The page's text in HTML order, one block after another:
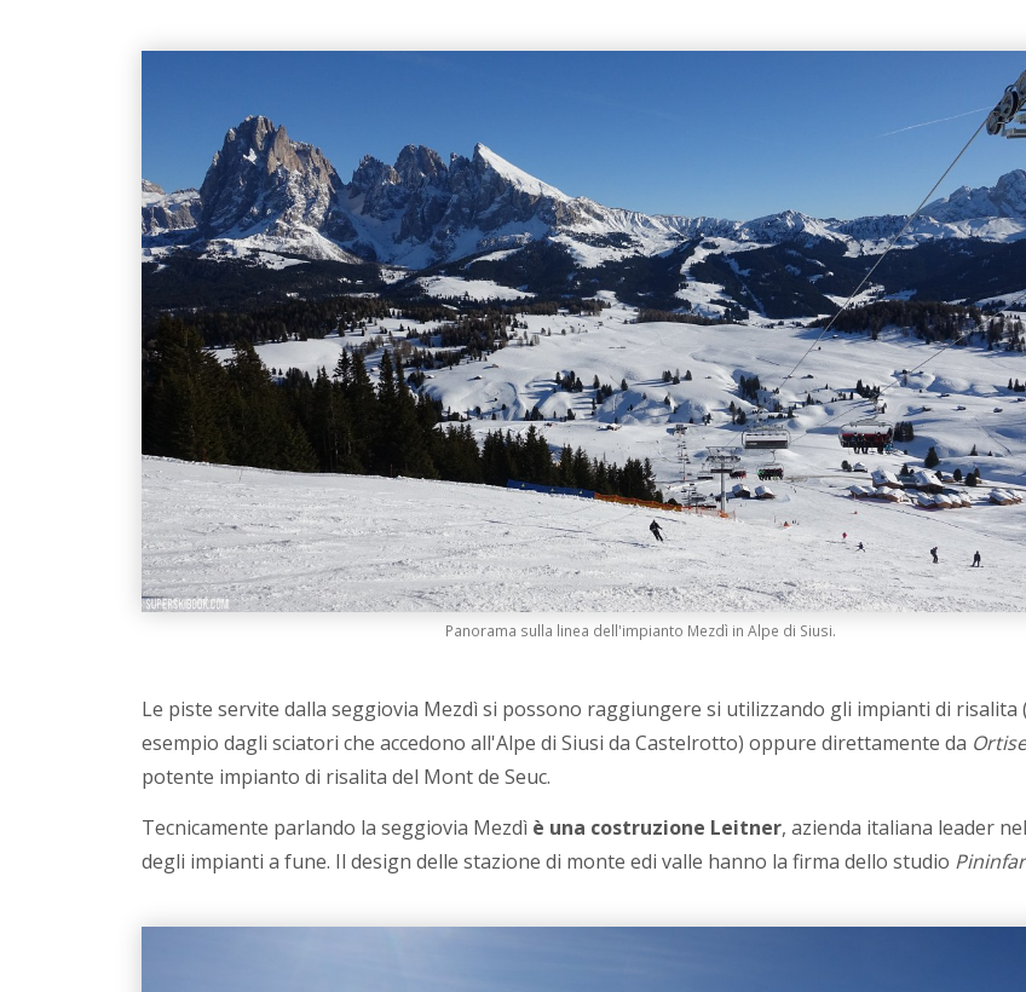
Panorama sulla linea dell'impianto Mezdì in Alpe di Siusi.
Le piste servite dalla seggiovia Mezdì si possono raggiungere si utilizzando gli impianti di risalita
esempio dagli sciatori che accedono all'Alpe di Siusi da Castelrotto) oppure direttamente da
potente impianto di risalita del Mont de Seuc.
Tecnicamente parlando la seggiovia Mezdì è una costruzione Leitner, azienda italiana leader
degli impianti a fune. Il design delle stazione di monte edi valle hanno la firma dello studio